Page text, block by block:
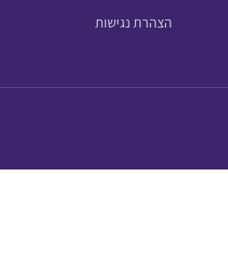
הצהרת נגישות